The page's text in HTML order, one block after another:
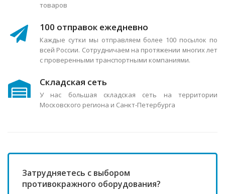
товаров
100 отправок ежедневно
Каждые сутки мы отправляем более 100 посылок по
всей России. Сотрудничаем на протяжении многих лет
с проверенными транспортными компаниями.
Складская сеть
У нас большая складская сеть на территории
Московского региона и Санкт-Петербурга
Затрудняетесь с выбором
противокражного оборудования?